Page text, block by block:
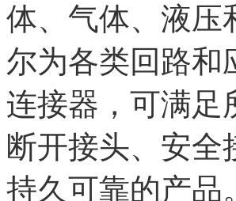
体、气体、液压
尔为各类回路和
连接器，可满足
断开接头、安
持久可靠的产品。